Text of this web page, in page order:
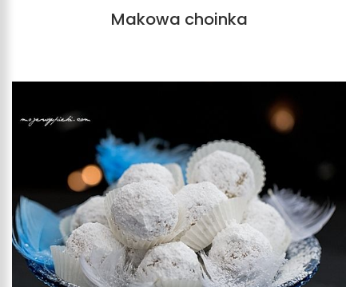
Makowa choinka